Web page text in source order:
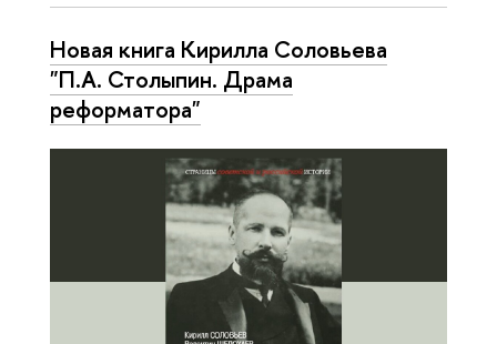
Новая книга Кирилла Соловьева
"П.А. Столыпин. Драма
реформатора"